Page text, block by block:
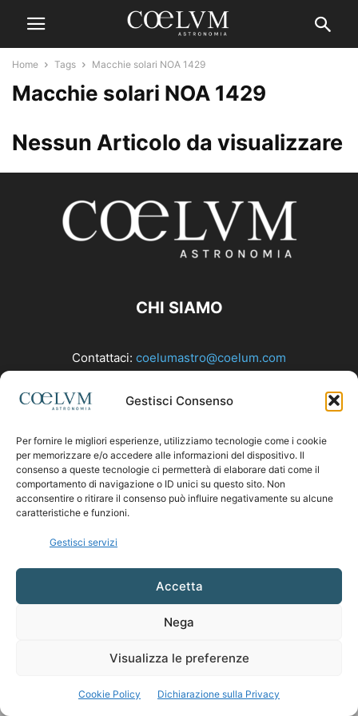
Gestisci Consenso
Per fornire le migliori esperienze, utilizziamo tecnologie come i cookie
per memorizzare e/o accedere alle informazioni del dispositivo. Il
consenso a queste tecnologie ci permetterà di elaborare dati come il
comportamento di navigazione o ID unici su questo sito. Non
acconsentire o ritirare il consenso può influire negativamente su alcune
caratteristiche e funzioni.
Gestisci servizi
Accetta
Nega
Visualizza le preferenze
Cookie Policy Dichiarazione sulla Privacy
Home Tags Macchie solari NOA 1429
Macchie solari NOA 1429
Nessun Articolo da visualizzare
CHI SIAMO
Contattaci: coelumastro@coelum.com
SEGUICI